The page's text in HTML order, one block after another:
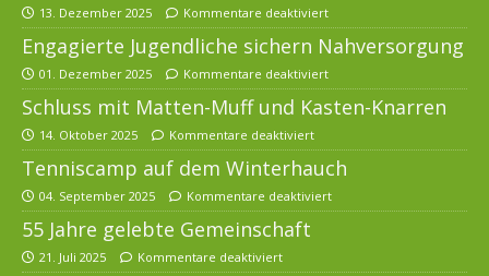
13. Dezember 2025 Kommentare deaktiviert
Engagierte Jugendliche sichern Nahversorgung
01. Dezember 2025 Kommentare deaktiviert
Schluss mit Matten-Muff und Kasten-Knarren
14. Oktober 2025 Kommentare deaktiviert
Tenniscamp auf dem Winterhauch
04. September 2025 Kommentare deaktiviert
55 Jahre gelebte Gemeinschaft
21. Juli 2025 Kommentare deaktiviert